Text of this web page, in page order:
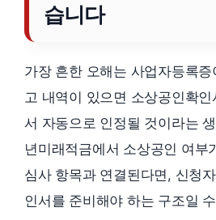
습니다
가장 흔한 오해는 사업자등록
고 내역이 있으면 소상공인확
서 자동으로 인정될 것이라는
년미래적금에서 소상공인 여부
심사 항목과 연결된다면, 신청
인서를 준비해야 하는 구조일